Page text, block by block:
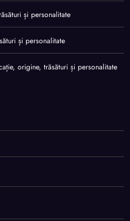
și personalitate
și personalitate
origine, trăsături și personalitate